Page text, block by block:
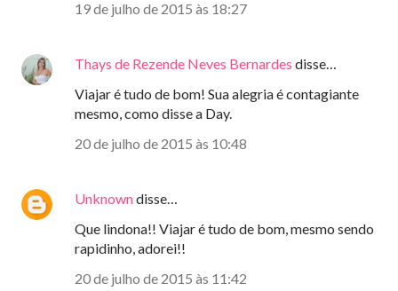
19 de julho de 2015 às 18:27
Thays de Rezende Neves Bernardes disse…
Viajar é tudo de bom! Sua alegria é contagiante
mesmo, como disse a Day.
20 de julho de 2015 às 10:48
Unknowndisse…
Que lindona!! Viajar é tudo de bom, mesmo sendo
rapidinho, adorei!!
20 de julho de 2015 às 11:42